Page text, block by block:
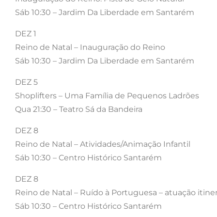
Sáb 10:30 – Jardim Da Liberdade em Santarém
DEZ 1
Reino de Natal – Inauguração do Reino
Sáb 10:30 – Jardim Da Liberdade em Santarém
DEZ 5
Shoplifters – Uma Família de Pequenos Ladrões
Qua 21:30 – Teatro Sá da Bandeira
DEZ 8
Reino de Natal – Atividades/Animação Infantil
Sáb 10:30 – Centro Histórico Santarém
DEZ 8
Reino de Natal – Ruído à Portuguesa – atuação
Sáb 10:30 – Centro Histórico Santarém